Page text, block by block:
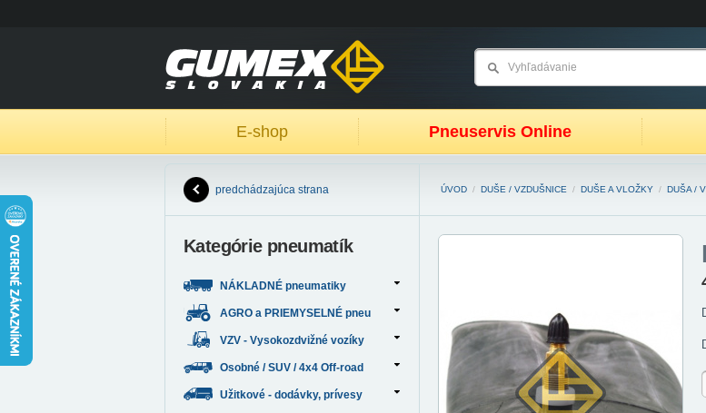
E-shop Pneuservis Online
ÚVOD / DUŠE / VZDUŠNICE / DUŠE A VLOŽKY / DUŠA /
predchádzajúca strana
Kategórie pneumatík
NÁKLADNÉ pneumatiky
AGRO a PRIEMYSELNÉ pneu
VZV - Vysokozdvižné vozíky
Osobné / SUV / 4x4 Off-road
Užitkové - dodávky, prívesy